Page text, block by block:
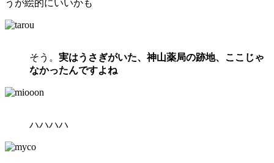
うが絵的にいいかも
そう。 実はうさぎがいた、神山薬局の跡地、ここじゃ
なかったんですよね
ハハハハ